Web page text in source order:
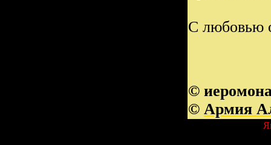
С любовью
©
© Армия